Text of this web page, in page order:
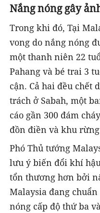
Nắng nóng gây
Trong khi đó, Tại
vong do nắng nóng
một thanh niên 22
Pahang và bé trai 3
cận. Cả hai đều chết
trách ở Sabah, một
cáo gần 300 đám
đồn điền và khu
Phó Thủ tướng
lưu ý biến đổi khí
tổn thương hơn bởi
Malaysia đang
nóng cấp độ thứ ba